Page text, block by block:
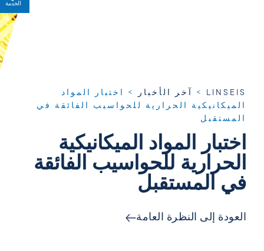
LINSEIS
> آخر الأخبار >
اختبار المواد
الميكانيكية الحرارية للحواسيب الفائقة في
المستقبل
اختبار المواد الميكانيكية
الحرارية للحواسيب الفائقة
في المستقبل
العودة إلى النظرة العامة
الخدمة